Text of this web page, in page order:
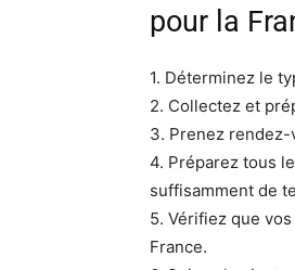
pour la
1. Déterminez le
2. Collectez et
3. Prenez rendez-
4. Préparez tous
suffisamment de
5. Vérifiez que
France.